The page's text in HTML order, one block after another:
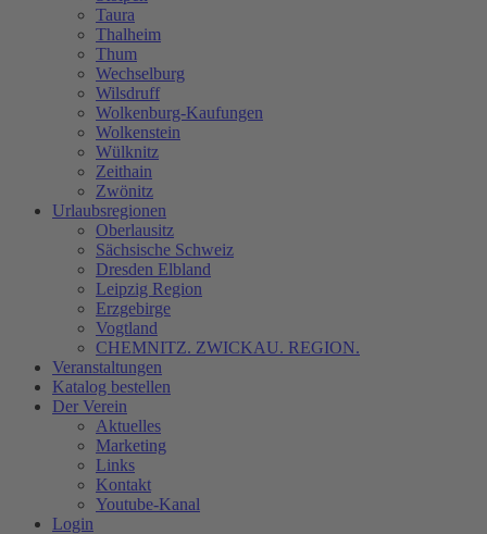
Taura
Thalheim
Thum
Wechselburg
Wilsdruff
Wolkenburg-Kaufungen
Wolkenstein
Wülknitz
Zeithain
Zwönitz
Urlaubsregionen
Oberlausitz
Sächsische Schweiz
Dresden Elbland
Leipzig Region
Erzgebirge
Vogtland
CHEMNITZ. ZWICKAU. REGION.
Veranstaltungen
Katalog bestellen
Der Verein
Aktuelles
Marketing
Links
Kontakt
Youtube-Kanal
Login